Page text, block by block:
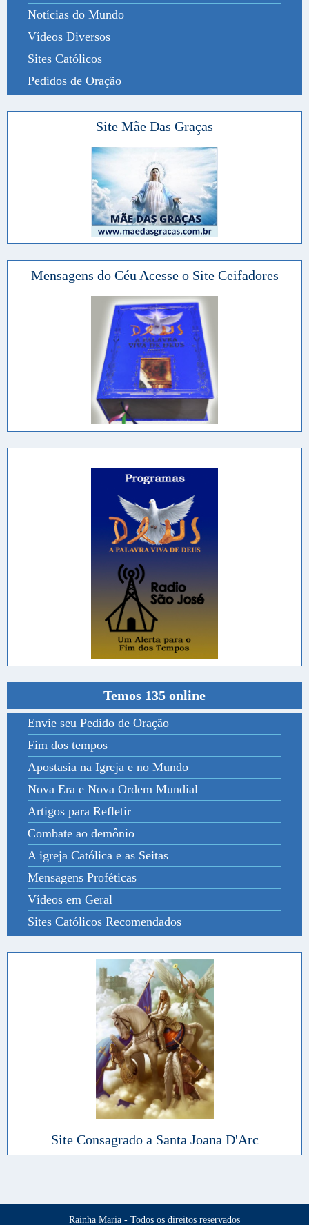
Notícias do Mundo
Vídeos Diversos
Sites Católicos
Pedidos de Oração
Site Mãe Das Graças
Mensagens do Céu Acesse o Site Ceifadores
Temos 135 online
Envie seu Pedido de Oração
Fim dos tempos
Apostasia na Igreja e no Mundo
Nova Era e Nova Ordem Mundial
Artigos para Refletir
Combate ao demônio
A igreja Católica e as Seitas
Mensagens Proféticas
Vídeos em Geral
Sites Católicos Recomendados
Site Consagrado a Santa Joana D'Arc
Rainha Maria - Todos os direitos reservados